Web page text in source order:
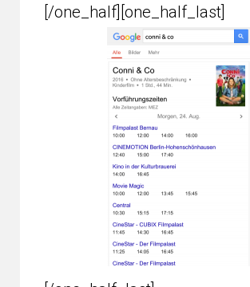
[/one_half][one_half_last]